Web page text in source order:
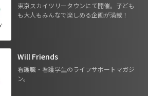
東京スカイツリータウンにて開催。子ども
も大人もみんなで楽しめる企画が満載！
Will Friends
看護職・看護学生のライフサポートマガジ
ン。